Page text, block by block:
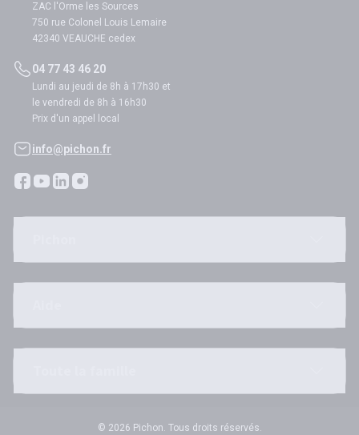
ZAC l'Orme les Sources
750 rue Colonel Louis Lemaire
42340 VEAUCHE cedex
04 77 43 46 20
Lundi au jeudi de 8h à 17h30 et
le vendredi de 8h à 16h30
Prix d'un appel local
info@pichon.fr
© 2026 Pichon. Tous droits réservés.